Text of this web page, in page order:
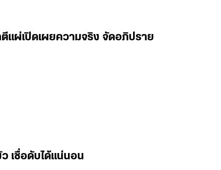
ผ่เปิดเผยความจริง จัดอภิปราย
ว เชื่อดับได้แน่นอน